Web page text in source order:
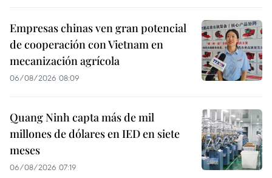
Empresas chinas ven gran potencial
de cooperación con Vietnam en
mecanización agrícola
06/08/2026 08:09
Quang Ninh capta más de mil
millones de dólares en IED en siete
meses
06/08/2026 07:19